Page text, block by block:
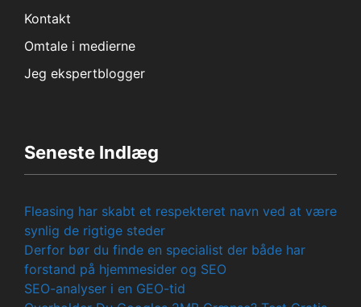
Kontakt
Omtale i medierne
Jeg ekspertblogger
Seneste Indlæg
Fleasing har skabt et respekteret navn ved at være
synlig de rigtige steder
Derfor bør du finde en specialist der både har
forstand på hjemmesider og SEO
SEO-analyser i en GEO-tid